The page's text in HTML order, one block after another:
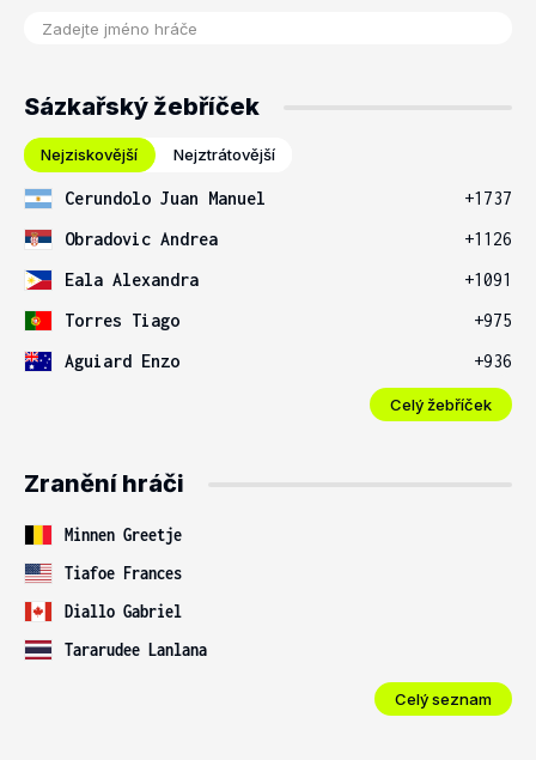
Sázkařský žebříček
Nejziskovější Nejztrátovější
Cerundolo Juan Manuel
+1737
Obradovic Andrea
+1126
Eala Alexandra
+1091
Torres Tiago
+975
Aguiard Enzo
+936
Celý žebříček
Zranění hráči
Minnen Greetje
Tiafoe Frances
Diallo Gabriel
Tararudee Lanlana
Celý seznam